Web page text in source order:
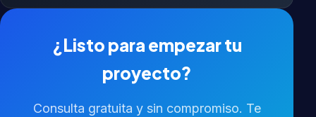
¿Listo para empezar tu
proyecto?
Consulta gratuita y sin compromiso. Te